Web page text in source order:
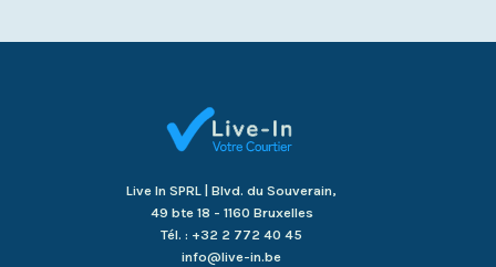
Live In SPRL | Blvd. du Souverain,
49 bte 18 - 1160 Bruxelles
Tél. : +32 2 772 40 45
info@live-in.be